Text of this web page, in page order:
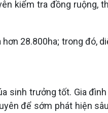
kiểm tra đồng ruộng,
28.800ha; trong đó,
sinh trưởng tốt. Gia
để sớm phát hiện